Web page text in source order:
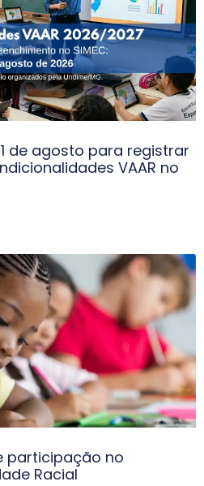
de agosto para registrar
VAAR no
participação no
Racial